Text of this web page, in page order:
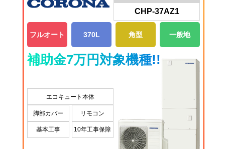
CHP-37AZ1
フルオート 370L 角型 一般地
補助金7万円対象機種!!
エコキュート本体
脚部カバー リモコン
基本工事 10年工事保障